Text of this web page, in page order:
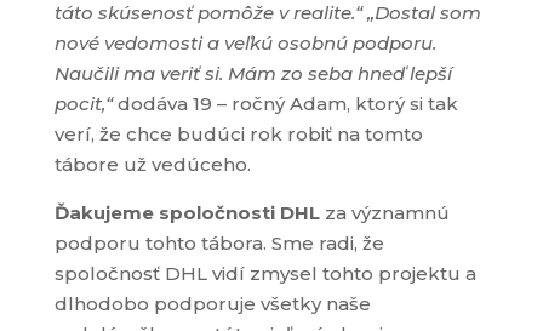
táto skúsenosť pomôže v realite.“ „Dostal som
nové vedomosti a veľkú osobnú podporu.
Naučili ma veriť si. Mám zo seba hneď lepší
pocit,“dodáva 19 – ročný Adam, ktorý si tak
verí, že chce budúci rok robiť na tomto
tábore už vedúceho.
Ďakujeme spoločnosti DHLza významnú
podporu tohto tábora. Sme radi, že
spoločnosť DHL vidí zmysel tohto projektu a
dlhodobo podporuje všetky naše